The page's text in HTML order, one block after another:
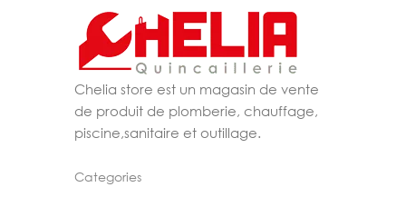
Chelia store est un magasin de vente
de produit de plomberie, chauffage,
piscine,sanitaire et outillage.
Categories